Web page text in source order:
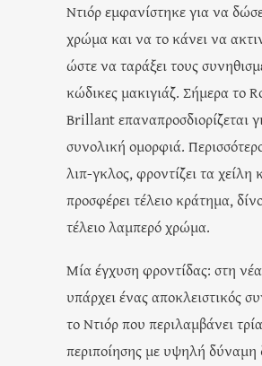
Ντιόρ εμφανίστηκε για να
χρώμα και να το κάνει να
ώστε να ταράξει τους
κώδικες μακιγιάζ. Σήμερα το
Brillant επαναπροσδιορίζεται
συνολική ομορφιά.
λιπ-γκλος, φροντίζει τα χείλη
προσφέρει τέλειο κράτημα,
τέλειο λαμπερό χρώμα.
Μία έγχυση φροντίδας: στη
υπάρχει ένας αποκλειστικός
το Ντιόρ που περιλαμβάνει
περιποίησης με υψηλή δύναμη